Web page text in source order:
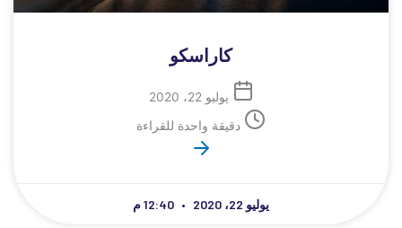
كاراسكو
يوليو 22، 2020
دقيقة واحدة للقراءة
يوليو 22، 2020